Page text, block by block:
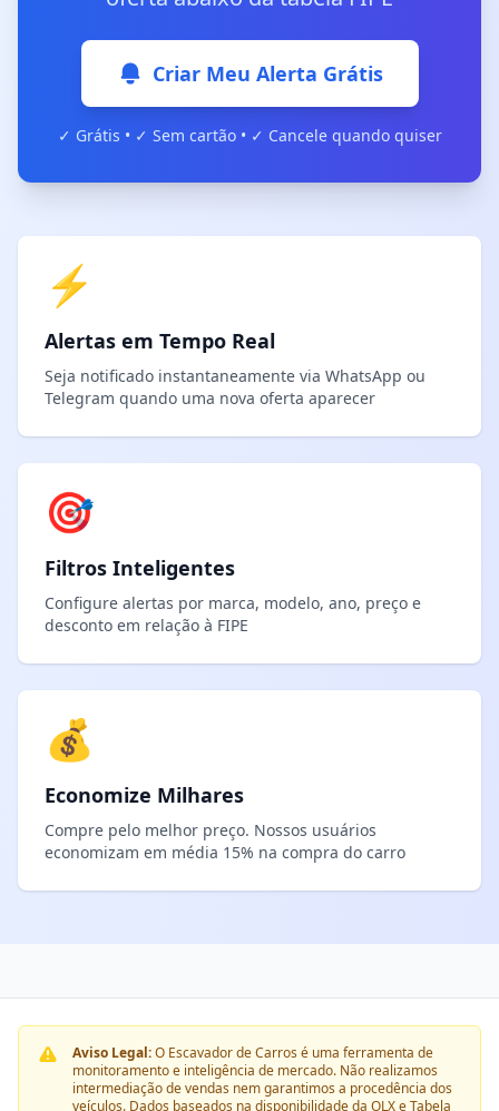
Criar Meu Alerta Grátis
✓ Grátis • ✓ Sem cartão • ✓ Cancele quando quiser
⚡
Alertas em Tempo Real
Seja notificado instantaneamente via WhatsApp ou
Telegram quando uma nova oferta aparecer
🎯
Filtros Inteligentes
Configure alertas por marca, modelo, ano, preço e
desconto em relação à FIPE
💰
Economize Milhares
Compre pelo melhor preço. Nossos usuários
economizam em média 15% na compra do carro
Aviso Legal:O Escavador de Carros é uma ferramenta de
monitoramento e inteligência de mercado. Não realizamos
intermediação de vendas nem garantimos a procedência dos
veículos. Dados baseados na disponibilidade da OLX e Tabela